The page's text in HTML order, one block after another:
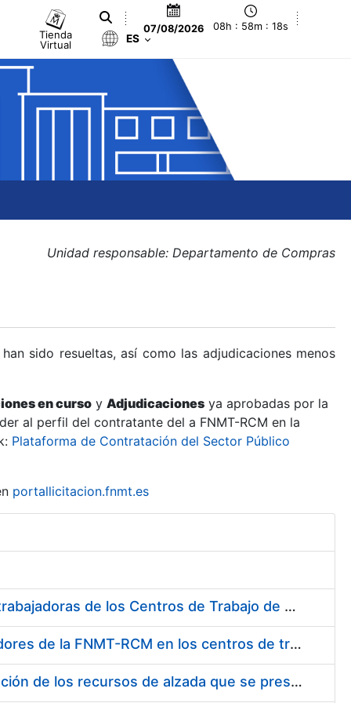
Tienda
Virtual
07/08/2026 08h : 58m : 18s
ES
Unidad responsable: Departamento de Compras
sido resueltas, así como las adjudicaciones menos
en curso y Adjudicaciones ya aprobadas por la
al perfil del contratante del a FNMT-RCM en la
Plataforma de Contratación del Sector Público
portallicitacion.fnmt.es
Suministro de Protectores Auditivos a medida para las personas trabajadoras de los Centros de Trabajo de Madrid y Burgos
Suministro de gafas graduadas antiproyecciones para los trabajadores de la FNMT-RCM en los centros de trabajo de Madrid y Burgos
Servicios de una empresa externa para el asesoramiento y resolución de los recursos de alzada que se presentan relacionados con procesos de selección para la FNMT-RCM